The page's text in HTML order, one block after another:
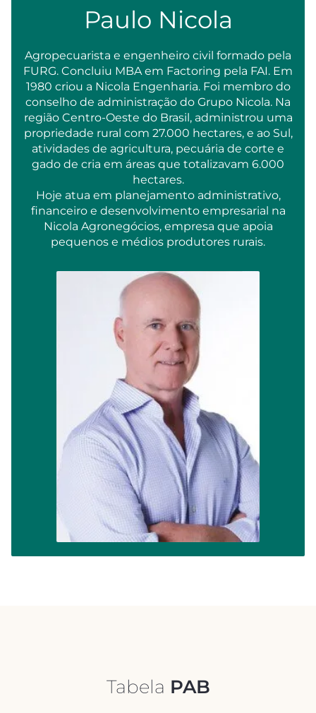
Paulo Nicola
Agropecuarista e engenheiro civil formado pela
FURG. Concluiu MBA em Factoring pela FAI. Em
1980 criou a Nicola Engenharia. Foi membro do
conselho de administração do Grupo Nicola. Na
região Centro-Oeste do Brasil, administrou uma
propriedade rural com 27.000 hectares, e ao Sul,
atividades de agricultura, pecuária de corte e
gado de cria em áreas que totalizavam 6.000
hectares.
Hoje atua em planejamento administrativo,
financeiro e desenvolvimento empresarial na
Nicola Agronegócios, empresa que apoia
pequenos e médios produtores rurais.
Tabela PAB